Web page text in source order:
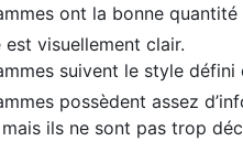
ont la bonne
est visuellement clair.
suivent le style
possèdent assez
ils ne sont pas trop